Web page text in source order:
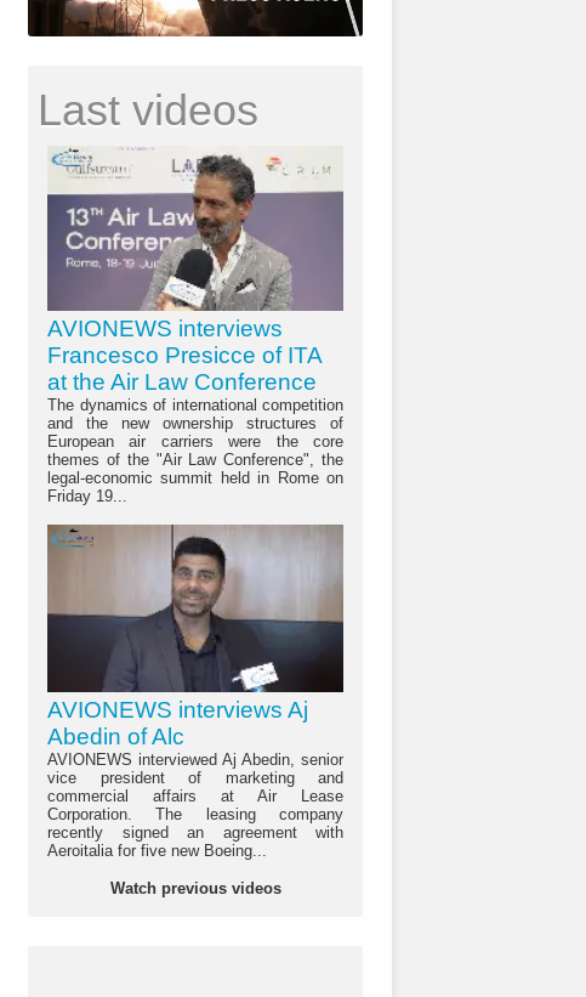
Last videos
AVIONEWS interviews
Francesco Presicce of ITA
at the Air Law Conference
The dynamics of international competition
and the new ownership structures of
European air carriers were the core
themes of the "Air Law Conference", the
legal-economic summit held in Rome on
Friday 19...
AVIONEWS interviews Aj
Abedin of Alc
AVIONEWS interviewed Aj Abedin, senior
vice president of marketing and
commercial affairs at Air Lease
Corporation. The leasing company
recently signed an agreement with
Aeroitalia for five new Boeing...
Watch previous videos